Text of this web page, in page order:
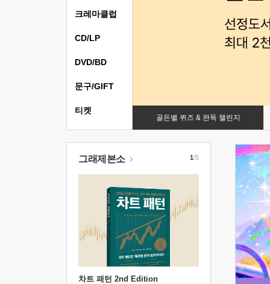
골든벨 퀴즈 & 완독 챌린지
크레마클럽
CD/LP
DVD/BD
문구/GIFT
티켓
그래제본소
차트 패턴 2nd Edition
1/5